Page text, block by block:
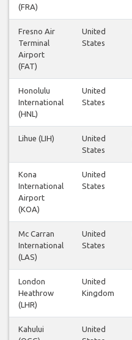
(FRA)
Fresno Air
Terminal
Airport
(FAT)
United
States
Honolulu
International
(HNL)
United
States
Lihue (LIH)
United
States
Kona
International
Airport
(KOA)
United
States
Mc Carran
International
(LAS)
United
States
London
Heathrow
(LHR)
United
Kingdom
Kahului
United